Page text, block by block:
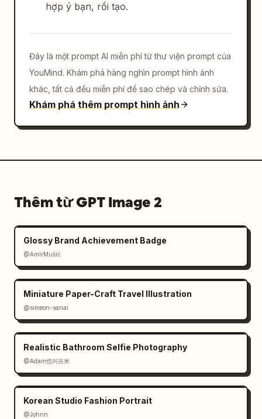
hợp ý bạn, rồi tạo.
Đây là một prompt AI miễn phí từ thư viện prompt của
YouMind. Khám phá hàng nghìn prompt hình ảnh
khác, tất cả đều miễn phí để sao chép và chỉnh sửa.
Khám phá thêm prompt hình ảnh
Thêm từ GPT Image 2
Glossy Brand Achievement Badge
@AmirMušić
Miniature Paper-Craft Travel Illustration
@simeon-sanai
Realistic Bathroom Selfie Photography
@Adam也叫吉米
Korean Studio Fashion Portrait
@Johnn